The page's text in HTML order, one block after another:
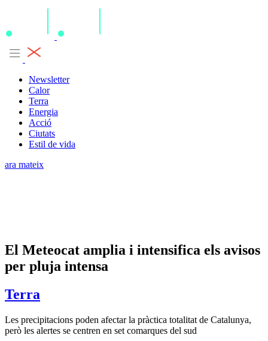
Newsletter
Calor
Terra
Energia
Acció
Ciutats
Estil de vida
ara mateix
El Meteocat amplia i intensifica els avisos
per pluja intensa
Terra
Les precipitacions poden afectar la pràctica totalitat de Catalunya,
però les alertes se centren en set comarques del sud